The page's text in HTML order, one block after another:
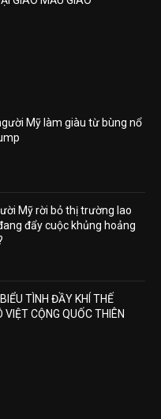
Mỹ làm giàu từ bùng nổ
Mỹ rời bỏ thị trường lao
đẩy cuộc khủng hoảng
TÌNH ĐẦY KHÍ THẾ
VIỆT CỘNG QUỐC THIÊN